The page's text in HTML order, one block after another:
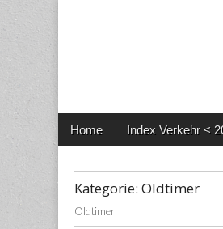
Main
Skip
Home Index Verkehr <
Kategorie: Oldtimer
Oldtimer